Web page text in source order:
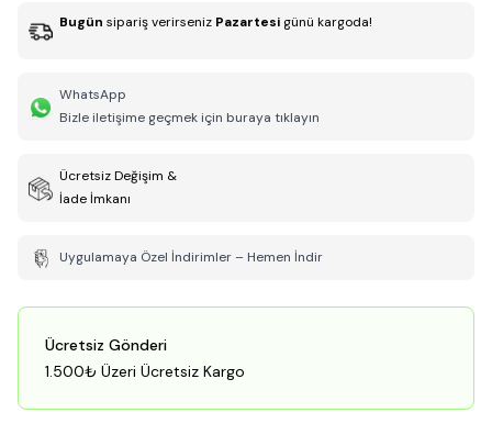
Bugün sipariş verirseniz Pazartesi günü kargoda!
WhatsApp
Bizle iletişime geçmek için buraya tıklayın
Ücretsiz Değişim &
İade İmkanı
Uygulamaya Özel İndirimler – Hemen İndir
Ücretsiz Gönderi
1.500₺ Üzeri Ücretsiz Kargo